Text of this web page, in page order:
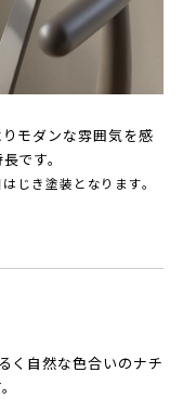
モダンな雰囲気を感
です。
じき塗装となります。
く自然な色合いのナチ